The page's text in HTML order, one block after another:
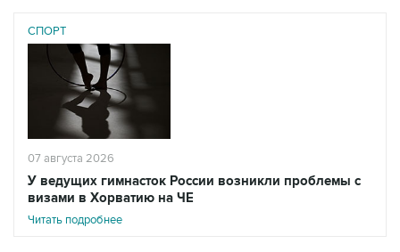
СПОРТ
07 августа 2026
У ведущих гимнасток России возникли проблемы с
визами в Хорватию на ЧЕ
Читать подробнее